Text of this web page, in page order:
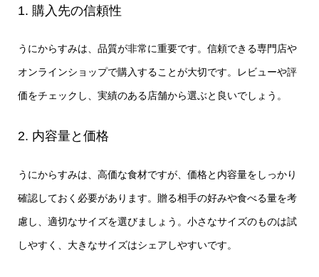
1. 購入先の信頼性
うにからすみは、品質が非常に重要です。信頼できる専門店や
オンラインショップで購入することが大切です。レビューや評
価をチェックし、実績のある店舗から選ぶと良いでしょう。
2. 内容量と価格
うにからすみは、高価な食材ですが、価格と内容量をしっかり
確認しておく必要があります。贈る相手の好みや食べる量を考
慮し、適切なサイズを選びましょう。小さなサイズのものは試
しやすく、大きなサイズはシェアしやすいです。